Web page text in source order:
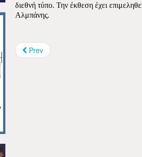
διεθνή τύπο. Την έκθεση έχει
Αλμπάνης.
Prev